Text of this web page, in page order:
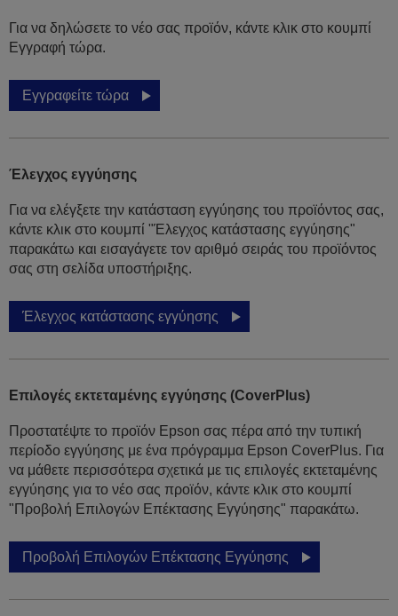
Για να δηλώσετε το νέο σας προϊόν, κάντε κλικ στο κουμπί
Εγγραφή τώρα.
Εγγραφείτε τώρα
Έλεγχος εγγύησης
Για να ελέγξετε την κατάσταση εγγύησης του προϊόντος σας,
κάντε κλικ στο κουμπί "Έλεγχος κατάστασης εγγύησης"
παρακάτω και εισαγάγετε τον αριθμό σειράς του προϊόντος
σας στη σελίδα υποστήριξης.
Έλεγχος κατάστασης εγγύησης
Επιλογές εκτεταμένης εγγύησης (CoverPlus)
Προστατέψτε το προϊόν Epson σας πέρα από την τυπική
περίοδο εγγύησης με ένα πρόγραμμα Epson CoverPlus. Για
να μάθετε περισσότερα σχετικά με τις επιλογές εκτεταμένης
εγγύησης για το νέο σας προϊόν, κάντε κλικ στο κουμπί
"Προβολή Επιλογών Επέκτασης Εγγύησης" παρακάτω.
Προβολή Επιλογών Επέκτασης Εγγύησης